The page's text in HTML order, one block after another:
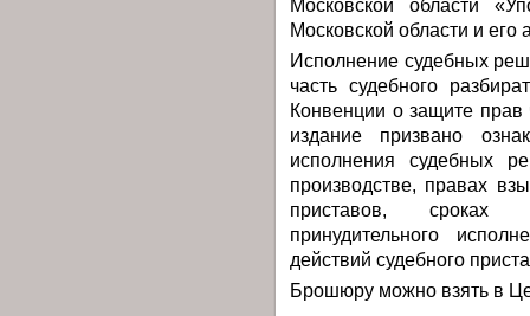
Московской области
Московской области и его
Исполнение судебных
часть судебного
Конвенции о защите
издание призвано
исполнения судебных
производстве, правах
приставов, сроках
принудительного
действий судебного
Брошюру можно взять в